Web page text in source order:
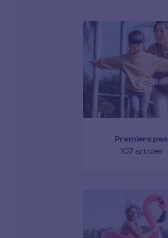
Premiers pas
107 articles